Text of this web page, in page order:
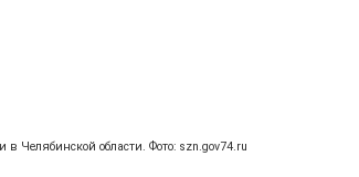
в Челябинской области. Фото: szn.gov74.ru